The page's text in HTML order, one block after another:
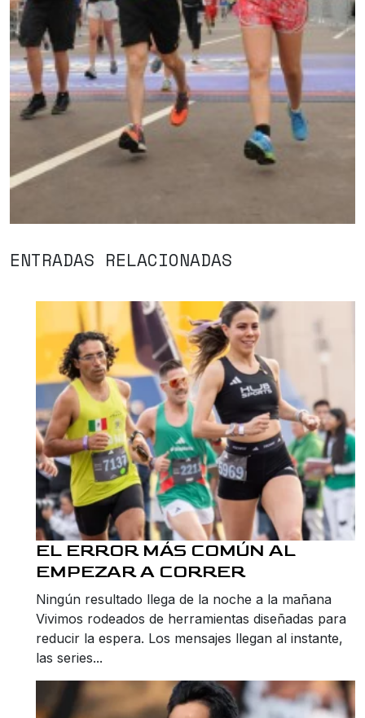
ENTRADAS RELACIONADAS
EL ERROR MÁS COMÚN AL
EMPEZAR A CORRER
Ningún resultado llega de la noche a la mañana
Vivimos rodeados de herramientas diseñadas para
reducir la espera. Los mensajes llegan al instante,
las series...